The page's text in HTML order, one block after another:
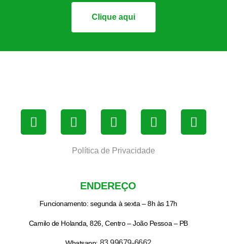
Clique aqui
Política de Privacidade
ENDEREÇO
Funcionamento: segunda à sexta – 8h às 17h
Camilo de Holanda, 826, Centro – João Pessoa – PB